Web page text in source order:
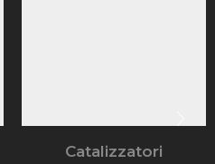
Catalizzatori